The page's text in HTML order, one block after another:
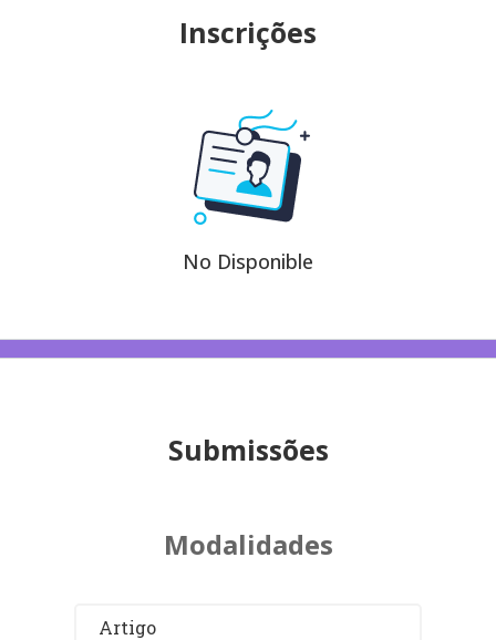
Inscrições
No Disponible
Submissões
Modalidades
Artigo